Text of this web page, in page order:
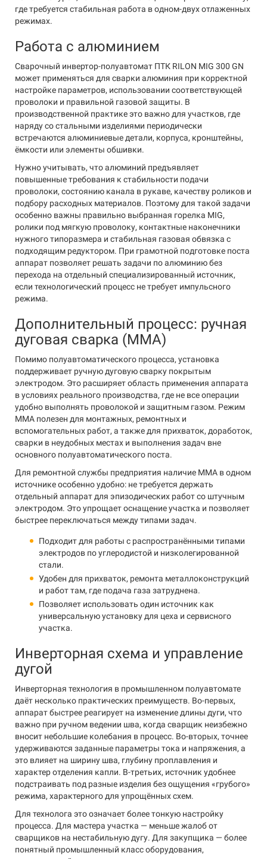
где требуется стабильная работа в одном-двух отлаженных
режимах.
Работа с алюминием
Сварочный инвертор-полуавтомат ПТК RILON MIG 300 GN
может применяться для сварки алюминия при корректной
настройке параметров, использовании соответствующей
проволоки и правильной газовой защиты. В
производственной практике это важно для участков, где
наряду со стальными изделиями периодически
встречаются алюминиевые детали, корпуса, кронштейны,
ёмкости или элементы обшивки.
Нужно учитывать, что алюминий предъявляет
повышенные требования к стабильности подачи
проволоки, состоянию канала в рукаве, качеству роликов и
подбору расходных материалов. Поэтому для такой задачи
особенно важны правильно выбранная горелка MIG,
ролики под мягкую проволоку, контактные наконечники
нужного типоразмера и стабильная газовая обвязка с
подходящим редуктором. При грамотной подготовке поста
аппарат позволяет решать задачи по алюминию без
перехода на отдельный специализированный источник,
если технологический процесс не требует импульсного
режима.
Дополнительный процесс: ручная
дуговая сварка (MMA)
Помимо полуавтоматического процесса, установка
поддерживает ручную дуговую сварку покрытым
электродом. Это расширяет область применения аппарата
в условиях реального производства, где не все операции
удобно выполнять проволокой и защитным газом. Режим
MMA полезен для монтажных, ремонтных и
вспомогательных работ, а также для прихваток, доработок,
сварки в неудобных местах и выполнения задач вне
основного полуавтоматического поста.
Для ремонтной службы предприятия наличие MMA в одном
источнике особенно удобно: не требуется держать
отдельный аппарат для эпизодических работ со штучным
электродом. Это упрощает оснащение участка и позволяет
быстрее переключаться между типами задач.
Подходит для работы с распространёнными типами
электродов по углеродистой и низколегированной
стали.
Удобен для прихваток, ремонта металлоконструкций
и работ там, где подача газа затруднена.
Позволяет использовать один источник как
универсальную установку для цеха и сервисного
участка.
Инверторная схема и управление
дугой
Инверторная технология в промышленном полуавтомате
даёт несколько практических преимуществ. Во-первых,
аппарат быстрее реагирует на изменение длины дуги, что
важно при ручном ведении шва, когда сварщик неизбежно
вносит небольшие колебания в процесс. Во-вторых, точнее
удерживаются заданные параметры тока и напряжения, а
это влияет на ширину шва, глубину проплавления и
характер отделения капли. В-третьих, источник удобнее
подстраивать под разные изделия без ощущения «грубого»
режима, характерного для упрощённых схем.
Для технолога это означает более тонкую настройку
процесса. Для мастера участка — меньше жалоб от
сварщиков на нестабильную дугу. Для закупщика — более
понятный промышленный класс оборудования,